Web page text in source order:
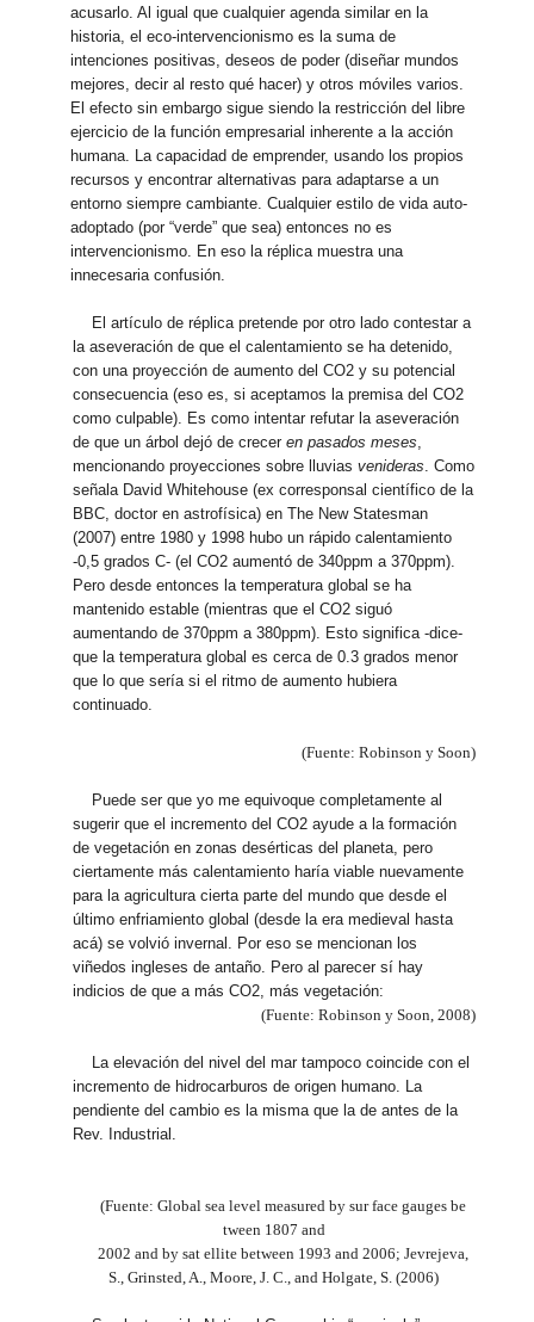
acusarlo. Al igual que cualquier agenda similar en la
historia, el eco-intervencionismo es la suma de
intenciones positivas, deseos de poder (diseñar mundos
mejores, decir al resto qué hacer) y otros móviles varios.
El efecto sin embargo sigue siendo la restricción del libre
ejercicio de la función empresarial inherente a la acción
humana. La capacidad de emprender, usando los propios
recursos y encontrar alternativas para adaptarse a un
entorno siempre cambiante. Cualquier estilo de vida auto-
adoptado (por “verde” que sea) entonces no es
intervencionismo. En eso la réplica muestra una
innecesaria confusión.
El artículo de réplica pretende por otro lado contestar a
la aseveración de que el calentamiento se ha detenido,
con una proyección de aumento del CO2 y su potencial
consecuencia (eso es, si aceptamos la premisa del CO2
como culpable). Es como intentar refutar la aseveración
de que un árbol dejó de creceren pasados meses,
mencionando proyecciones sobre lluviasvenideras. Como
señala David Whitehouse (ex corresponsal científico de la
BBC, doctor en astrofísica) en The New Statesman
(2007) entre 1980 y 1998 hubo un rápido calentamiento
-0,5 grados C- (el CO2 aumentó de 340ppm a 370ppm).
Pero desde entonces la temperatura global se ha
mantenido estable (mientras que el CO2 siguó
aumentando de 370ppm a 380ppm). Esto significa -dice-
que la temperatura global es cerca de 0.3 grados menor
que lo que sería si el ritmo de aumento hubiera
continuado.
(Fuente: Robinson y Soon)
Puede ser que yo me equivoque completamente al
sugerir que el incremento del CO2 ayude a la formación
de vegetación en zonas desérticas del planeta, pero
ciertamente más calentamiento haría viable nuevamente
para la agricultura cierta parte del mundo que desde el
último enfriamiento global (desde la era medieval hasta
acá) se volvió invernal. Por eso se mencionan los
viñedos ingleses de antaño. Pero al parecer sí hay
indicios de que a más CO2, más vegetación:
(Fuente: Robinson y Soon, 2008)
La elevación del nivel del mar tampoco coincide con el
incremento de hidrocarburos de origen humano. La
pendiente del cambio es la misma que la de antes de la
Rev. Industrial.
(Fuente: Global sea level measured by sur face gauges be
tween 1807 and
2002 and by sat ellite between 1993 and 2006; Jevrejeva,
S., Grinsted, A., Moore, J. C., and Holgate, S. (2006)